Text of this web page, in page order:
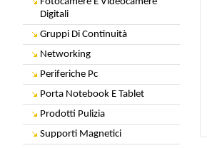
Digitali
Gruppi Di Continuità
Networking
Periferiche Pc
Porta Notebook E Tablet
Prodotti Pulizia
Supporti Magnetici